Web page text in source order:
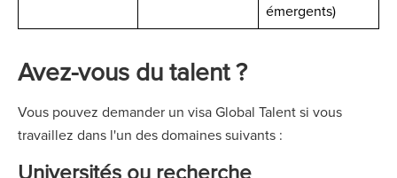
émergents)
Avez-vous du talent ?
Vous pouvez demander un visa Global Talent si vous
travaillez dans l'un des domaines suivants :
Universités ou recherche